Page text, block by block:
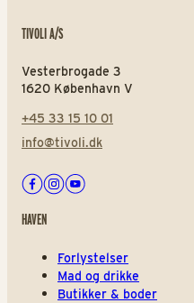
TIVOLI A/S
Vesterbrogade 3
1620 København V
+45 33 15 10 01
info@tivoli.dk
Facebook
Instagram
Youtube
HAVEN
Forlystelser
Mad og drikke
Butikker & boder